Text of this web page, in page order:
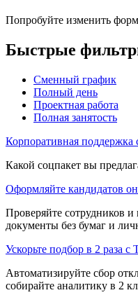
Попробуйте изменить
Быстрые
Сменный график
Полный день
Проектная работа
Полная занятость
Корпоративная поддержка
Какой соцпакет вы
Оформляйте кандидатов
Проверяйте сотрудников
документы без бумаг и
Ускорьте подбор в 2 раза с
Автоматизируйте сбор
собирайте аналитику в 2